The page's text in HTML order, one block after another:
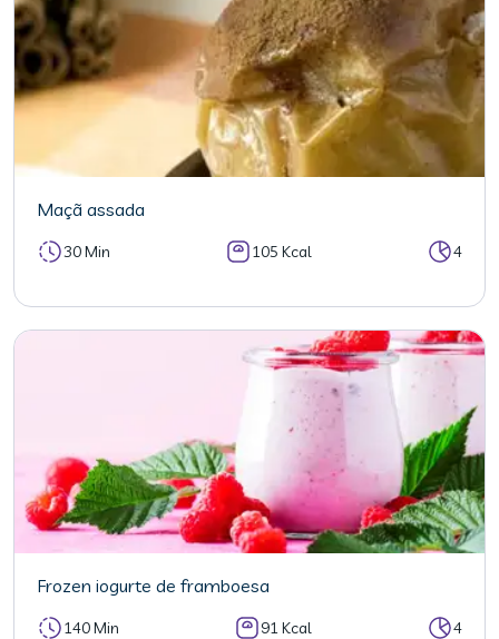
Maçã assada
30 Min 105 Kcal 4
Frozen iogurte de framboesa
140 Min 91 Kcal 4